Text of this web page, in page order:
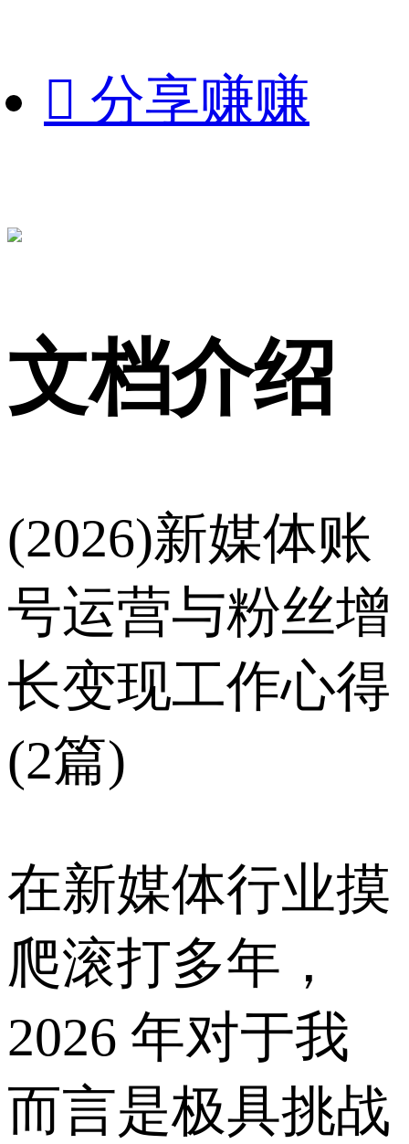
 分享赚赚
文档介绍
(2026)新媒体账
号运营与粉丝增
长变现工作心得
(2篇)
在新媒体行业摸
爬滚打多年，
2026 年对于我
而言是极具挑战